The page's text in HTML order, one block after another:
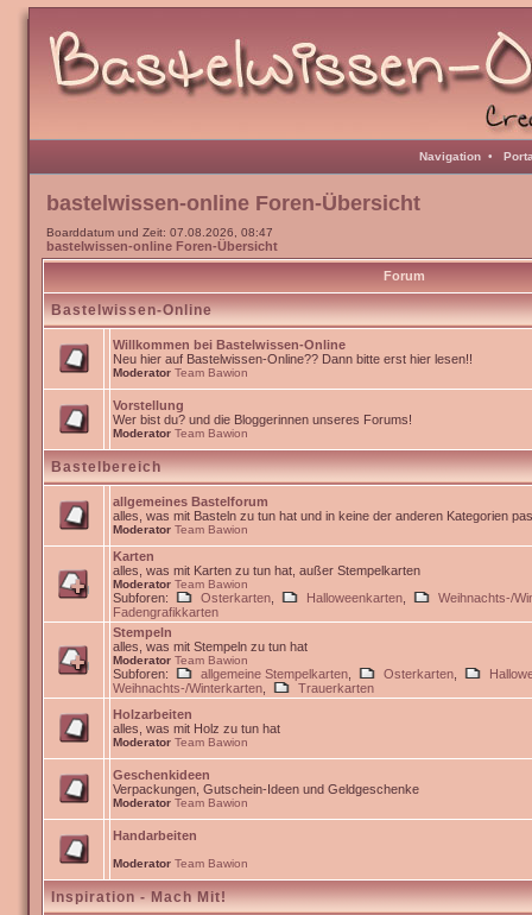
Navigation •
bastelwissen-online Foren-Übersicht
Boarddatum und Zeit: 07.08.2026, 08:47
bastelwissen-online Foren-Übersicht
Forum
Bastelwissen-Online
Willkommen bei Bastelwissen-Online
Neu hier auf Bastelwissen-Online?? Dann bitte erst hier lesen!!
Moderator Team Bawion
Vorstellung
Wer bist du? und die Bloggerinnen unseres Forums!
Moderator Team Bawion
Bastelbereich
allgemeines Bastelforum
alles, was mit Basteln zu tun hat und in keine der anderen Kategorien
Moderator Team Bawion
Karten
alles, was mit Karten zu tun hat, außer Stempelkarten
Moderator Team Bawion
Subforen: Osterkarten Halloweenkarten
Weihnachts-/
Fadengrafikkarten
Stempeln
alles, was mit Stempeln zu tun hat
Moderator Team Bawion
Subforen: allgemeine Stempelkarten Osterkarten
Weihnachts-/Winterkarten
Trauerkarten
Holzarbeiten
alles, was mit Holz zu tun hat
Moderator Team Bawion
Geschenkideen
Verpackungen, Gutschein-Ideen und Geldgeschenke
Moderator Team Bawion
Handarbeiten
Moderator Team Bawion
Inspiration - Mach Mit!